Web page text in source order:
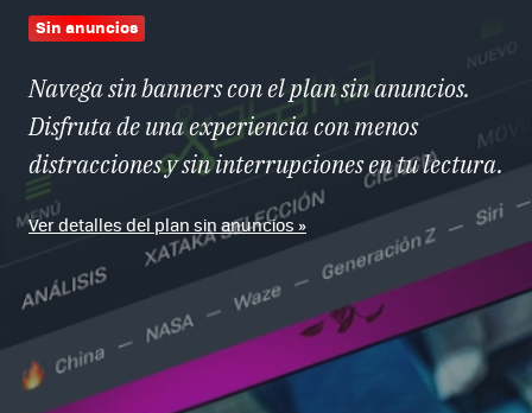
Sin anuncios
Navega sin banners con el plan sin anuncios.
Disfruta de una experiencia con menos
distracciones y sin interrupciones en tu lectura.
Ver detalles del plan sin anuncios »